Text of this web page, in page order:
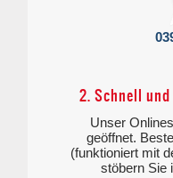
2. Schnell
Unser
geöffnet.
(funktioniert mit
stöbern Sie